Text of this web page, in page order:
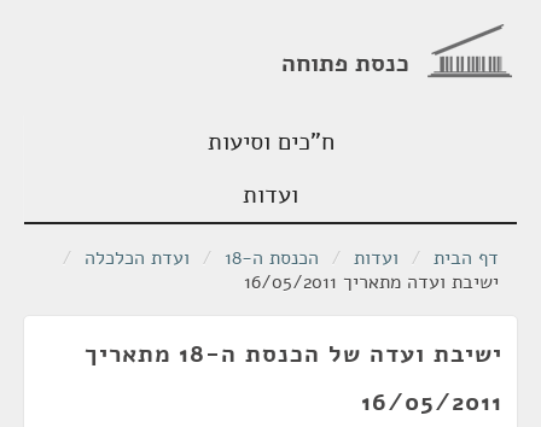
כנסת פתוחה
ח"כים וסיעות
ועדות
דף הבית / ועדות / הכנסת ה-18 / ועדת הכלכלה /
ישיבת ועדה מתאריך 16/05/2011
ישיבת ועדה של הכנסת ה-18 מתאריך
16/05/2011